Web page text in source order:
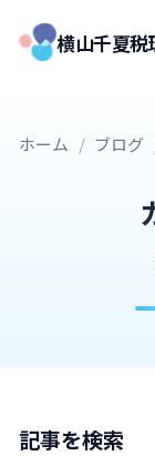
横山千夏税
ホーム / ブログ
記事を検索